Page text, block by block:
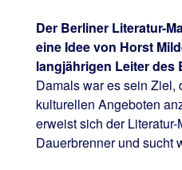
Der Berliner Literatur-
eine Idee von Horst
langjährigen Leiter des
Damals war es sein Ziel,
kulturellen Angeboten
erweist sich der
Dauerbrenner und sucht